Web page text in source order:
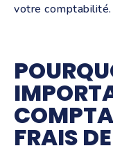
votre comptabilité.
FRAIS